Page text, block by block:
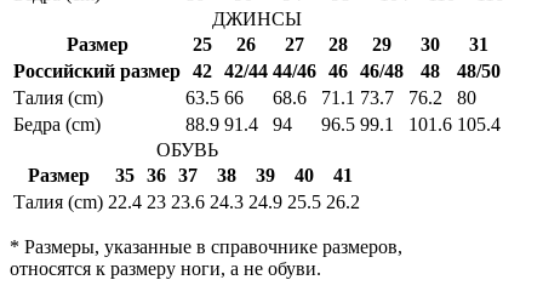
ДЖИНСЫ
Размер
25 26 27 28 29 30
31
Российский размер 42 42/44 44/46 46 46/48 48
48/50
Талия (cm)
63.5 66 68.6 71.1 73.7 76.2
80
Бедра (cm)
88.9 91.4 94 96.5 99.1 101.6 105.4
ОБУВЬ
Размер
35 36 37 38 39 40
41
Талия (cm) 22.4 23 23.6 24.3 24.9 25.5 26.2
* Размеры, указанные в справочнике размеров,
относятся к размеру ноги, а не обуви.